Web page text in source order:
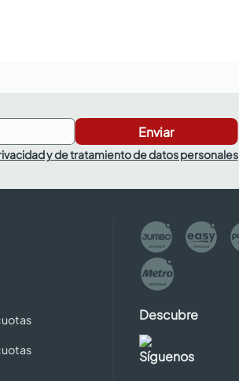
Enviar
y de tratamiento de datos personales
Descubre
Síguenos